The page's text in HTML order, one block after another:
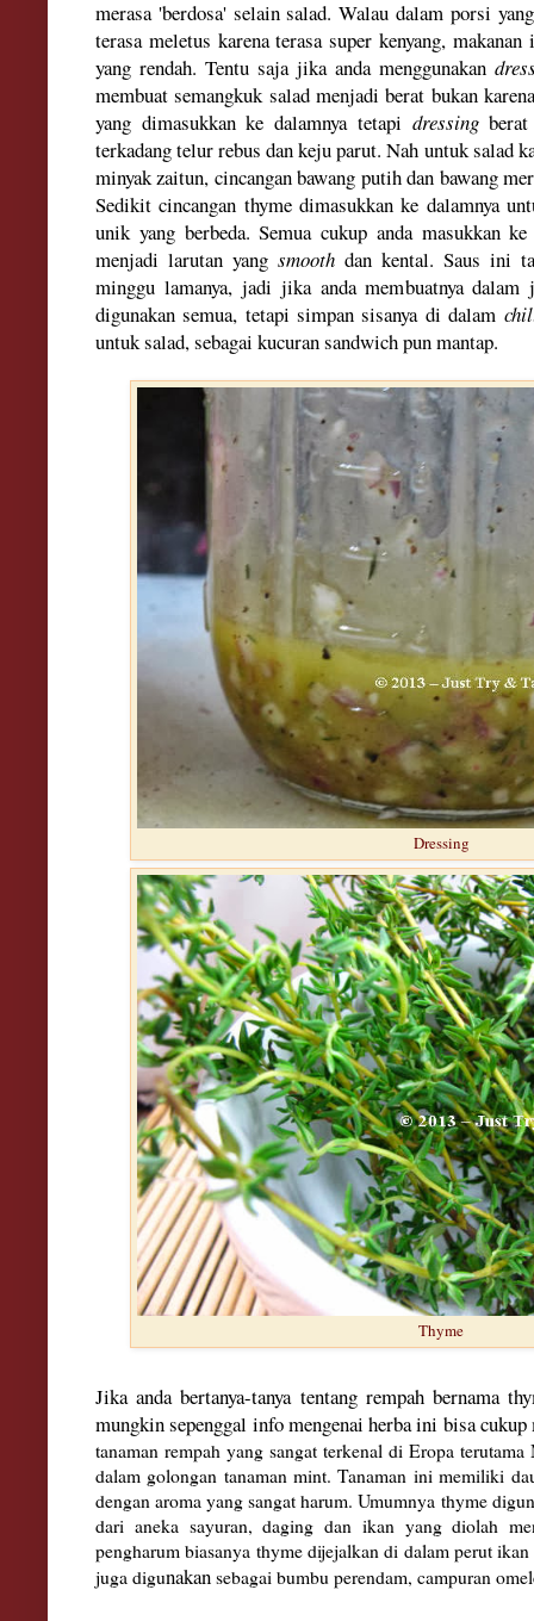
merasa 'berdosa' selain salad. Walau dalam porsi ya
terasa meletus karena terasa super kenyang,
yang rendah. Tentu saja jika anda menggunakan
membuat semangkuk salad menjadi berat bukan
yang dimasukkan ke dalamnya tetapi dressing
terkadang telur rebus dan keju parut. Nah untuk salad
minyak zaitun, cincangan bawang putih dan bawang
Sedikit cincangan thyme dimasukkan ke dalamnya
unik yang berbeda. Semua cukup anda masukkan
menjadi larutan yang smooth dan kental. Saus ini
minggu lamanya, jadi jika anda membuatnya dalam
digunakan semua, tetapi simpansisanya di dalam
untuk salad,sebagai kucuran sandwich pun mantap.
Dressing
Thyme
Jika anda bertanya-tanya tentang rempah bernama
mungkin sepenggal info mengenai herba ini bisa
tanaman rempah yang sangat terkenal di Eropa
dalam golongan tanaman mint. Tanaman ini memiliki
dengan aroma yang sangat harum. Umumnya thyme
dari aneka sayuran, daging dan ikan yang diolah
pengharum biasanya thyme dijejalkan di dalam perut
juga digunakansebagai bumbu perendam, campuran